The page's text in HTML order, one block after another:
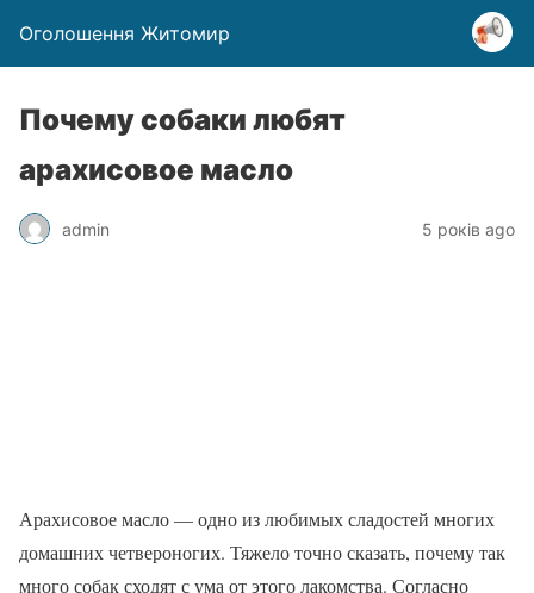
Оголошення Житомир
Почему собаки любят
арахисовое масло
admin 5 років ago
Арахисовое масло — одно из любимых сладостей многих
домашних четвероногих. Тяжело точно сказать, почему так
много собак сходят с ума от этого лакомства. Согласно